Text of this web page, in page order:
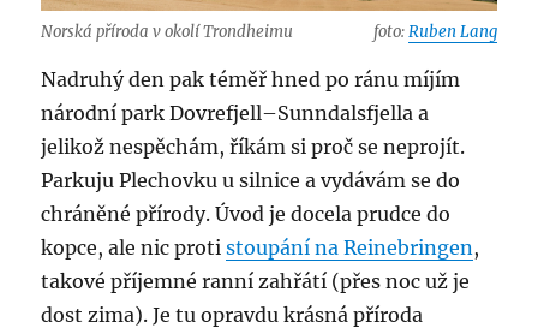
Norská příroda v okolí Trondheimu foto:Ruben Lang
Nadruhý den pak téměř hned po ránu míjím
národní park Dovrefjell–Sunndalsfjella a
jelikož nespěchám, říkám si proč se neprojít.
Parkuju Plechovku u silnice a vydávám se do
chráněné přírody. Úvod je docela prudce do
kopce, ale nic protistoupání na Reinebringen ,
takové příjemné ranní zahřátí (přes noc už je
dost zima). Je tu opravdu krásná příroda